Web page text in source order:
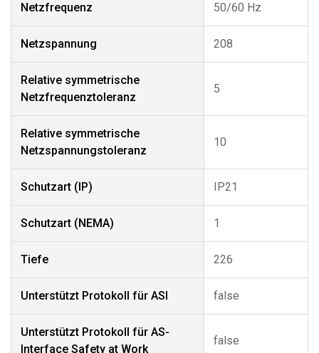
Netzfrequenz 50/60 Hz
Netzspannung 208
Relative symmetrische
Netzfrequenztoleranz
5
Relative symmetrische
Netzspannungstoleranz
10
Schutzart (IP) IP21
Schutzart (NEMA) 1
Tiefe 226
Unterstützt Protokoll für ASI false
Unterstützt Protokoll für AS-
Interface Safety at Work
false